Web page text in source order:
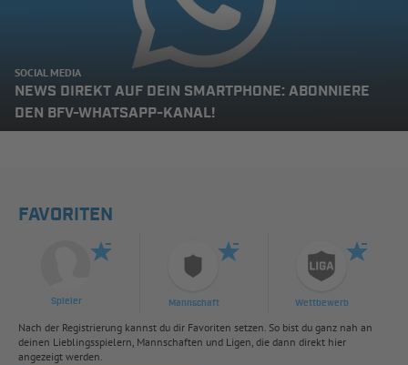
SOCIAL MEDIA
NEWS DIREKT AUF DEIN SMARTPHONE: ABONNIERE
DEN BFV-WHATSAPP-KANAL!
FAVORITEN
Spieler Mannschaft Wettbewerb
Nach der Registrierung kannst du dir Favoriten setzen. So bist du ganz nah an
deinen Lieblingsspielern, Mannschaften und Ligen, die dann direkt hier
angezeigt werden.